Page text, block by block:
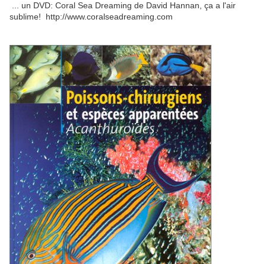
... un DVD: Coral Sea Dreaming de David Hannan, ça a l'air
sublime! http://www.coralseadreaming.com